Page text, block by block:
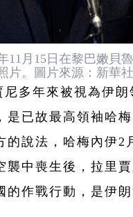
11月15日在黎巴嫩貝
片。圖片來源：新華社
尼多年來被視為伊朗
是已故最高領袖哈
的說法，哈梅內伊2
襲中喪生後，拉里
的作戰行動，是伊